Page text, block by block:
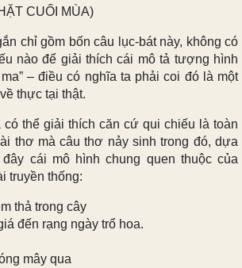
CUỐI MÙA)
chỉ gồm bốn câu lục-bát này, không có
nào để giải thích cái mô tả tượng hình
– điều có nghĩa ta phải coi đó là một
thực tại thật.
thể giải thích căn cứ qui chiếu là toàn
thơ mà câu thơ nảy sinh trong đó, dựa
cái mô hình chung quen thuộc của
truyền thống:
thả trong cây
đến rạng ngày trổ hoa.
mây qua